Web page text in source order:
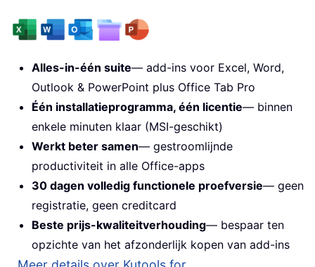
Alles-in-één suite— add-ins voor Excel, Word,
Outlook & PowerPoint plus Office Tab Pro
Één installatieprogramma, één licentie— binnen
enkele minuten klaar (MSI-geschikt)
Werkt beter samen— gestroomlijnde
productiviteit in alle Office-apps
30 dagen volledig functionele proefversie— geen
registratie, geen creditcard
Beste prijs-kwaliteitverhouding— bespaar ten
opzichte van het afzonderlijk kopen van add-ins